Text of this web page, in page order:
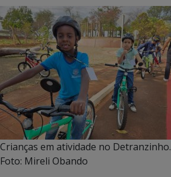
Crianças em atividade no Detranzinho.
Foto: Mireli Obando